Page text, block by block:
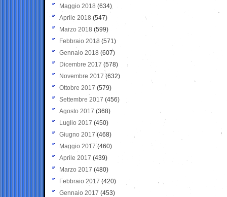
Maggio 2018 (634)
Aprile 2018 (547)
Marzo 2018 (599)
Febbraio 2018 (571)
Gennaio 2018 (607)
Dicembre 2017 (578)
Novembre 2017 (632)
Ottobre 2017 (579)
Settembre 2017 (456)
Agosto 2017 (368)
Luglio 2017 (450)
Giugno 2017 (468)
Maggio 2017 (460)
Aprile 2017 (439)
Marzo 2017 (480)
Febbraio 2017 (420)
Gennaio 2017 (453)